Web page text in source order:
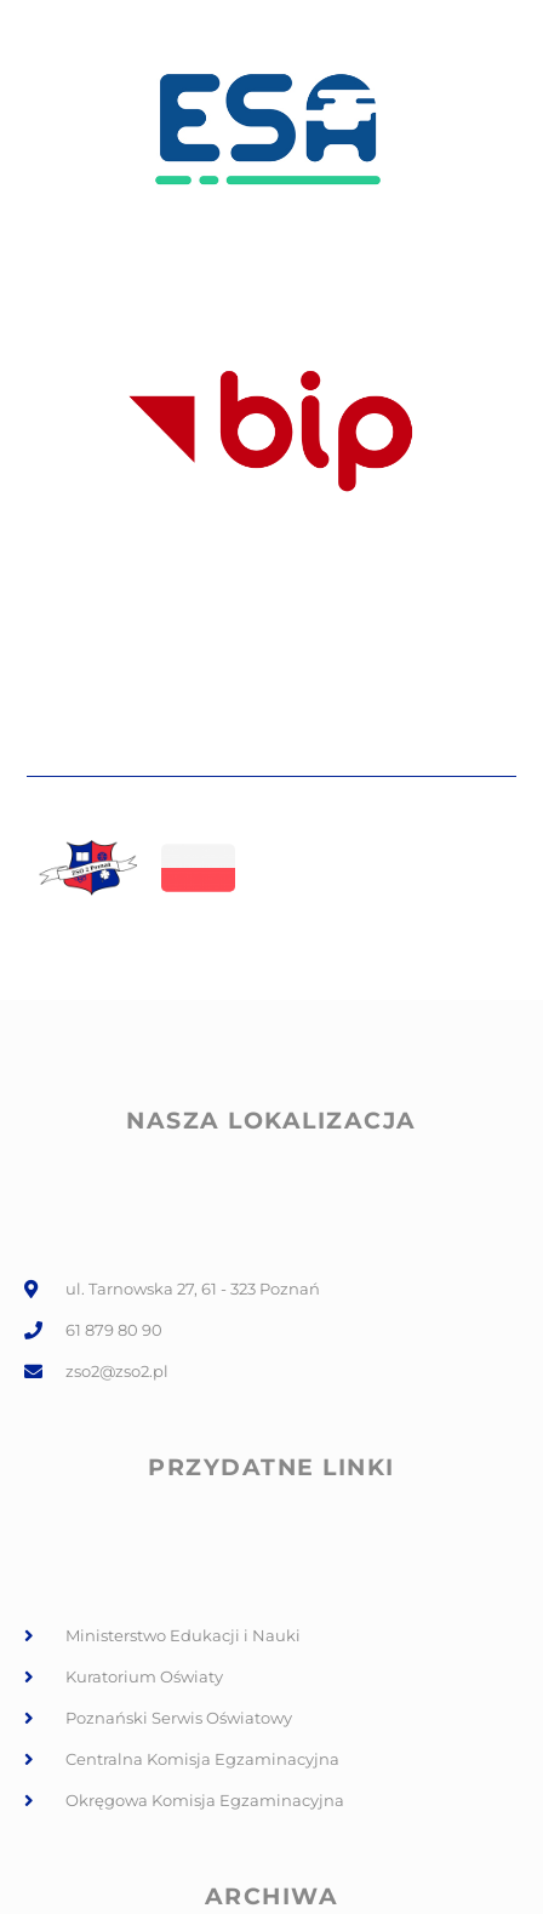
NASZA LOKALIZACJA
ul. Tarnowska 27, 61 - 323 Poznań
61 879 80 90
zso2@zso2.pl
PRZYDATNE LINKI
Ministerstwo Edukacji i Nauki
Kuratorium Oświaty
Poznański Serwis Oświatowy
Centralna Komisja Egzaminacyjna
Okręgowa Komisja Egzaminacyjna
ARCHIWA